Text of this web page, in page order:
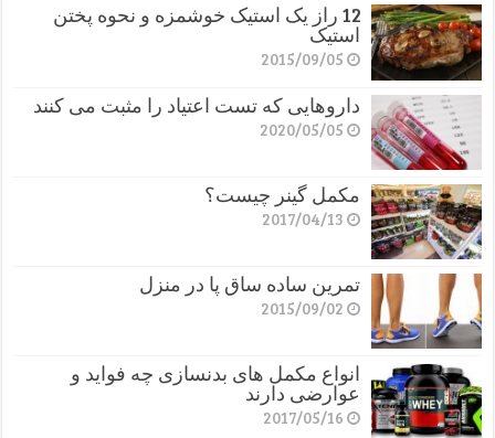
12 راز یک استیک خوشمزه و نحوه پختن
استیک
2015/09/05
داروهایی که تست اعتیاد را مثبت می کنند
2020/05/05
مکمل گینر چیست؟
2017/04/13
تمرین ساده ساق پا در منزل
2015/09/02
انواع مکمل های بدنسازی چه فواید و
عوارضی دارند
2017/05/16